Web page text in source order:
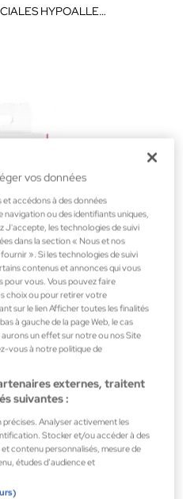
BANDES DÉPILATOIRES FACIALES HYPOALLERGÉNIQUES
PRECISION
vos données
accédons à des données
navigation ou des identifiants uniques,
J'accepte, les technologies de suivi
dans la section « Nous et nos
». Si les technologies de suivi
contenus et annonces qui vous
pour vous. Vous pouvez faire
choix ou pour retirer votre
sur le lien Afficher toutes les finalités
à gauche de la page Web, le cas
un effet sur notre ou nos Site
vous à notre politique de
externes, traitent
suivantes :
Analyser activement les
Stocker et/ou accéder à des
contenu personnalisés, mesure de
études d’audience et